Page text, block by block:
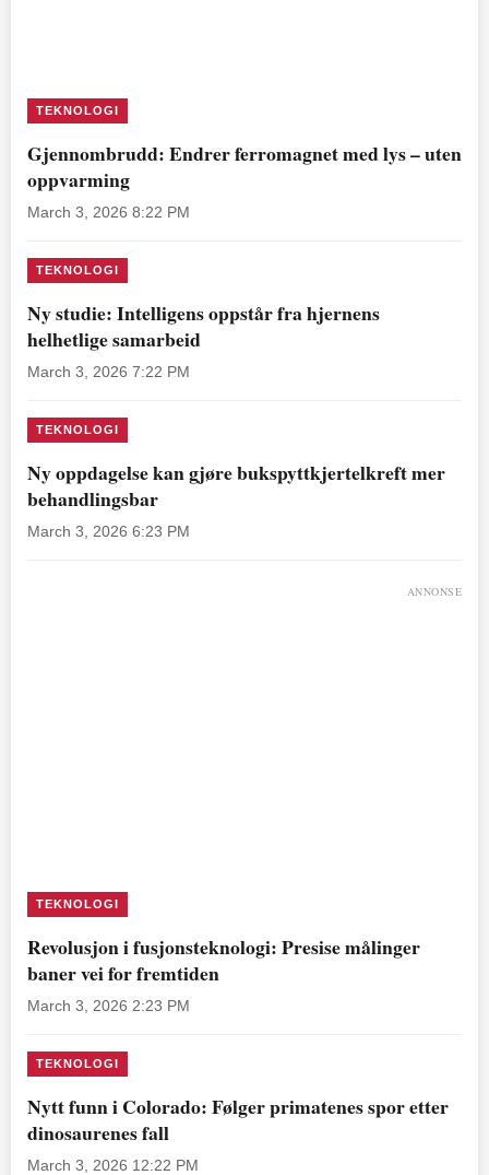
TEKNOLOGI
Gjennombrudd: Endrer ferromagnet med lys – uten
oppvarming
March 3, 2026 8:22 PM
TEKNOLOGI
Ny studie: Intelligens oppstår fra hjernens
helhetlige samarbeid
March 3, 2026 7:22 PM
TEKNOLOGI
Ny oppdagelse kan gjøre bukspyttkjertelkreft mer
behandlingsbar
March 3, 2026 6:23 PM
ANNONSE
TEKNOLOGI
Revolusjon i fusjonsteknologi: Presise målinger
baner vei for fremtiden
March 3, 2026 2:23 PM
TEKNOLOGI
Nytt funn i Colorado: Følger primatenes spor etter
dinosaurenes fall
March 3, 2026 12:22 PM